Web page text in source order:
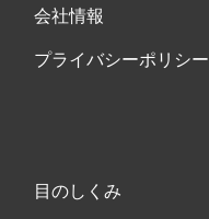
会社情報
プライバシーポリシー
目のしくみ